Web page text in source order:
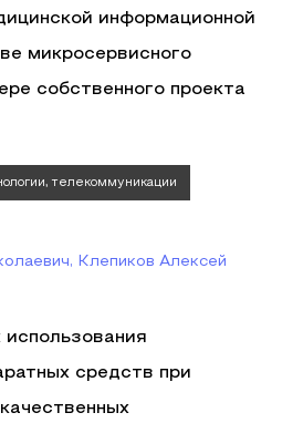
информационной
микросервисного
собственного проекта
телекоммуникации
Клепиков Алексей
средств при